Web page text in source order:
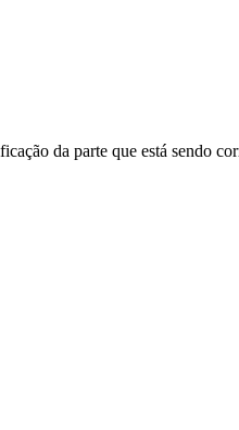
da parte que está sendo